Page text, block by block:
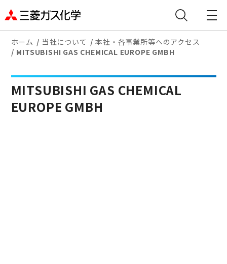
ホーム 当社について
本社・各事業所等へのアクセス
MITSUBISHI GAS CHEMICAL EUROPE GMBH
MITSUBISHI GAS CHEMICAL
EUROPE GMBH